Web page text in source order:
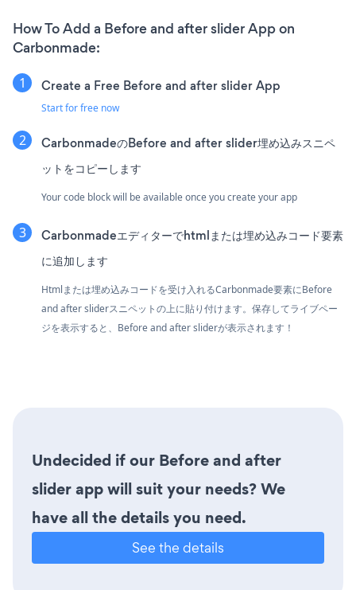
How To Add a Before and after slider App on
Carbonmade:
Create a Free Before and after slider App
Start for free now
CarbonmadeのBefore and after slider埋め込みスニペ
ットをコピーします
Your code block will be available once you create your app
Carbonmadeエディターでhtmlまたは埋め込みコード要素
に追加します
Htmlまたは埋め込みコードを受け入れるCarbonmade要素にBefore
and after sliderスニペットの上に貼り付けます。保存してライブペー
ジを表示すると、Before and after sliderが表示されます！
Undecided if our Before and after
slider app will suit your needs? We
have all the details you need.
See the details